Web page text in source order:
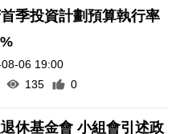
季投資計劃預算執行率
06 19:00
135 0
休基金會 小組會引述政